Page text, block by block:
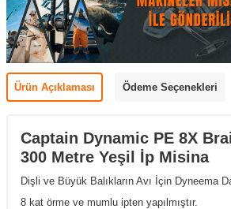
Ürün Açıklaması Ödeme Seçenekleri
Captain Dynamic PE 8X
300 Metre Yeşil İp Misina
Dişli ve Büyük Balıkların Avı İçin Dyneema
8 kat örme ve mumlu ipten yapılmıştır.